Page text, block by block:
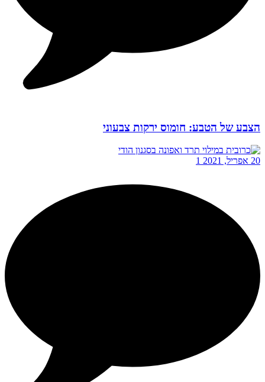
הצבע של הטבע: חומוס ירקות צבעוני
20 אפריל, 2021 1